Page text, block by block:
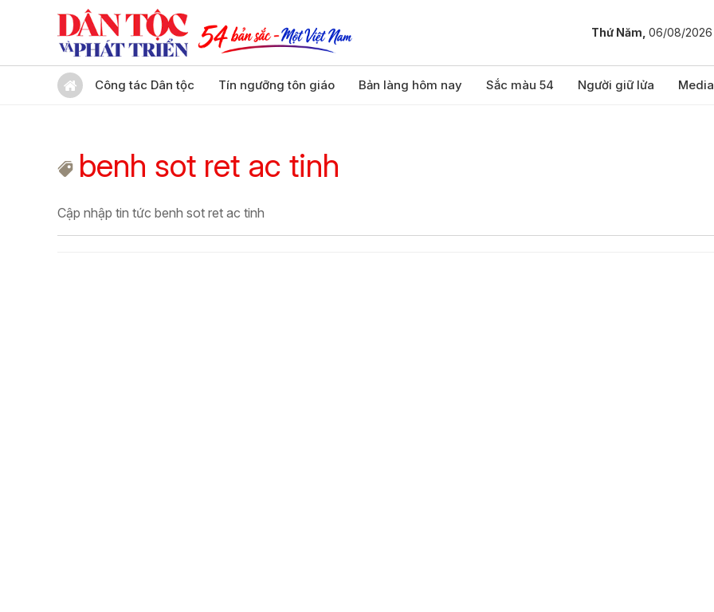
Thứ Năm, 06/08/2026
Công tác Dân tộc Tín ngưỡng tôn giáo Bản làng hôm nay Sắc màu 54 Người giữ lửa Media
benh sot ret ac tinh
Cập nhập tin tức benh sot ret ac tinh